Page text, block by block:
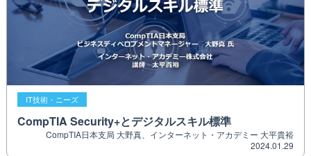
IT技術・ニーズ
CompTIA Security+とデジタルスキル標準
CompTIA日本支局 大野真、インターネット・アカデミー 大平貴裕
2024.01.29